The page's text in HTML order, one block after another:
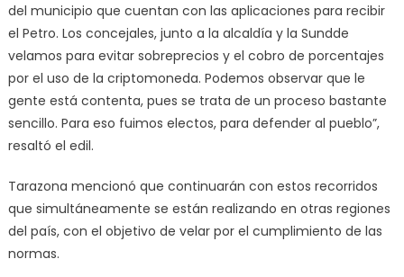
del municipio que cuentan con las aplicaciones para recibir
el Petro. Los concejales, junto a la alcaldía y la Sundde
velamos para evitar sobreprecios y el cobro de porcentajes
por el uso de la criptomoneda. Podemos observar que le
gente está contenta, pues se trata de un proceso bastante
sencillo. Para eso fuimos electos, para defender al pueblo”,
resaltó el edil.
Tarazona mencionó que continuarán con estos recorridos
que simultáneamente se están realizando en otras regiones
del país, con el objetivo de velar por el cumplimiento de las
normas.